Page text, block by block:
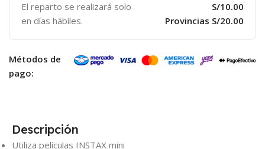
El reparto se realizará solo
en días hábiles.
S/10.00
Provincias S/20.00
Métodos de
pago:
Descripción
Utiliza películas INSTAX mini